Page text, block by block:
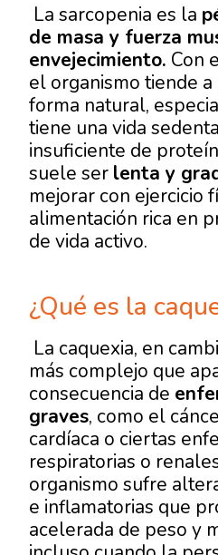
La sarcopenia es la
de masa y fuerza
envejecimiento. Con
el organismo tiende
forma natural,
tiene una vida
insuficiente de
suele ser lenta y
mejorar con ejercicio
alimentación rica en
de vida activo.
¿Qué es la
La caquexia, en
más complejo que
consecuencia de
graves, como el
cardíaca o ciertas
respiratorias o
organismo sufre
e inflamatorias que
acelerada de peso y